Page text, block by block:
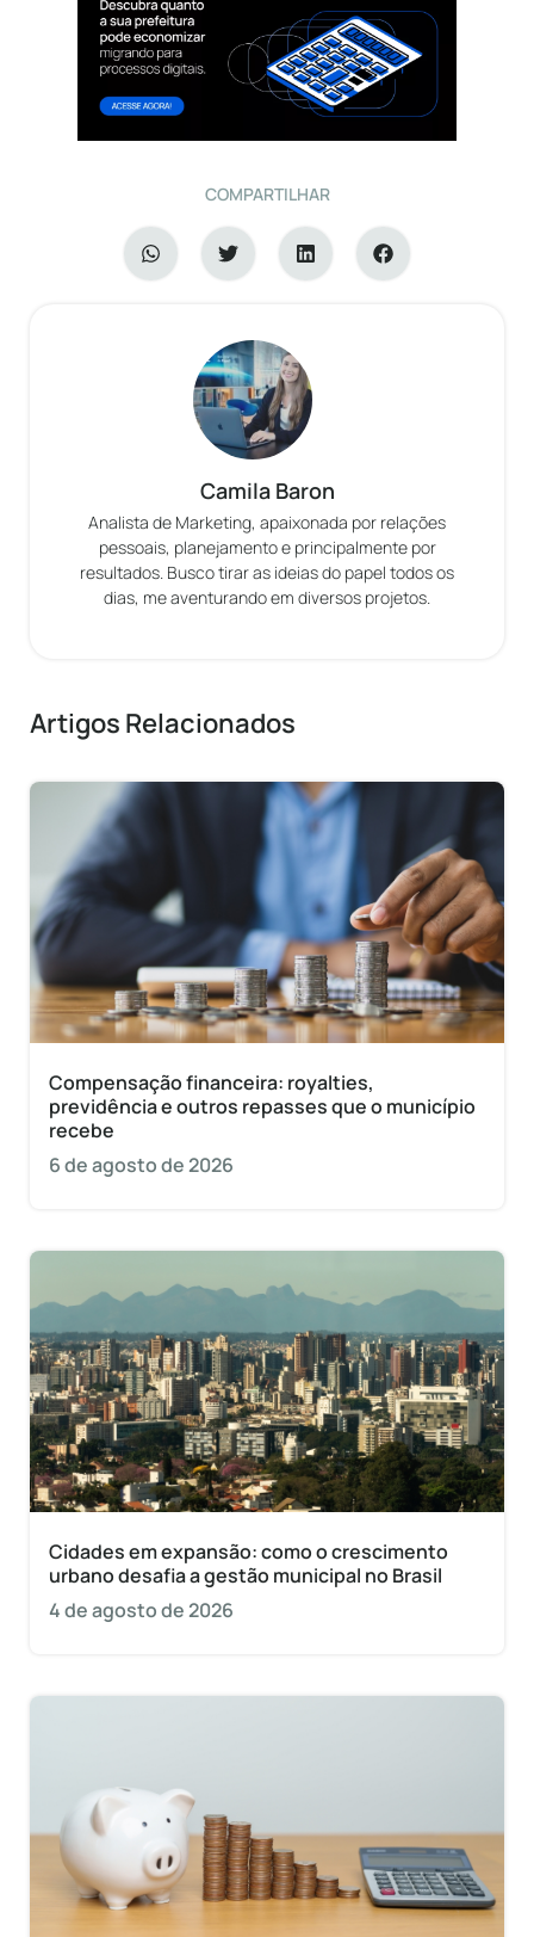
COMPARTILHAR
Camila Baron
Analista de Marketing, apaixonada por relações
pessoais, planejamento e principalmente por
resultados. Busco tirar as ideias do papel todos os
dias, me aventurando em diversos projetos.
Artigos Relacionados
Compensação financeira: royalties,
previdência e outros repasses que o município
recebe
6 de agosto de 2026
Cidades em expansão: como o crescimento
urbano desafia a gestão municipal no Brasil
4 de agosto de 2026